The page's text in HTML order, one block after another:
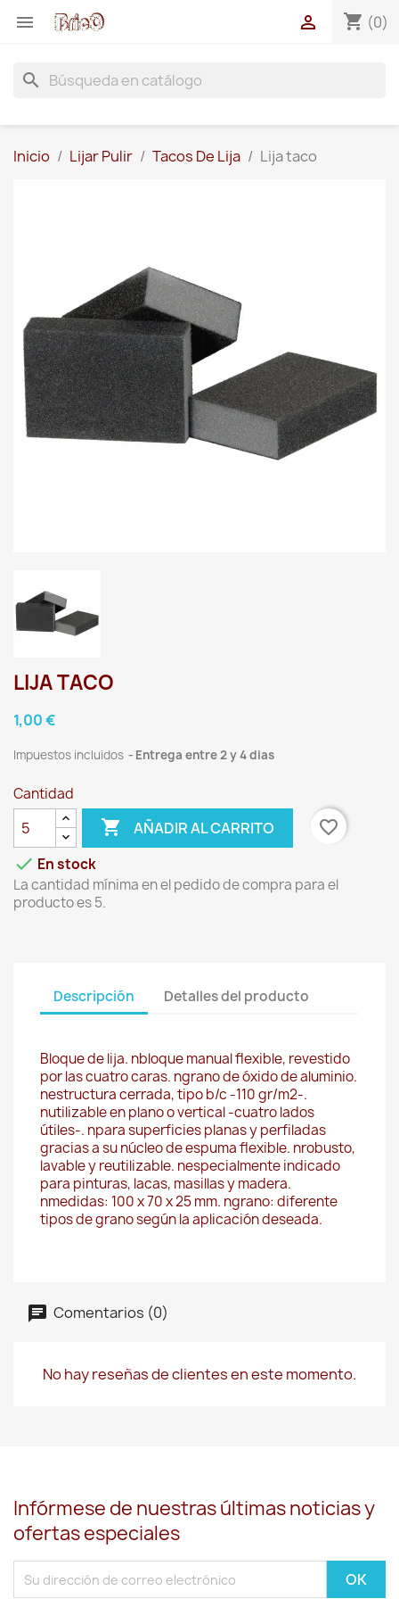
 shopping_cart (0)

search
Inicio Lijar Pulir Tacos De Lija Lija taco
LIJA TACO
1,00 €
Impuestos incluidos Entrega entre 2 y 4 dias
Cantidad
 AÑADIR AL CARRITO
favorite_border
 En stock
La cantidad mínima en el pedido de compra para el
producto es 5.
Descripción Detalles del producto
Bloque de lija. nbloque manual flexible, revestido
por las cuatro caras. ngrano de óxido de aluminio.
nestructura cerrada, tipo b/c -110 gr/m2-.
nutilizable en plano o vertical -cuatro lados
útiles-. npara superficies planas y perfiladas
gracias a su núcleo de espuma flexible. nrobusto,
lavable y reutilizable. nespecialmente indicado
para pinturas, lacas, masillas y madera.
nmedidas: 100 x 70 x 25 mm. ngrano: diferente
tipos de grano según la aplicación deseada.
Comentarios (0)
No hay reseñas de clientes en este momento.
Infórmese de nuestras últimas noticias y
ofertas especiales